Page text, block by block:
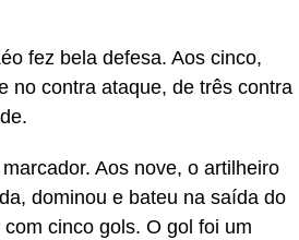
fez bela defesa. Aos cinco,
no contra ataque, de três contra
Aos nove, o artilheiro
dominou e bateu na saída do
cinco gols. O gol foi um